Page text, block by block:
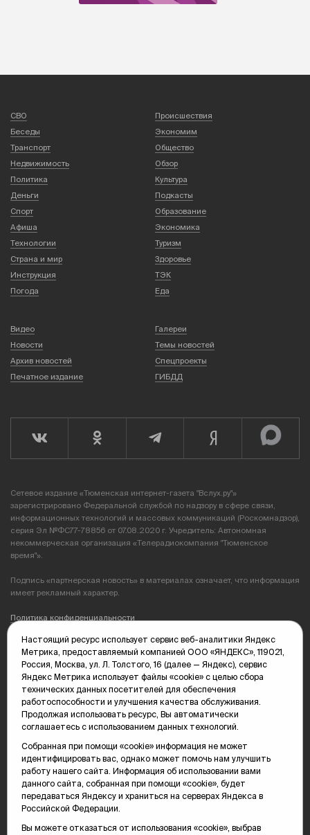
СВО
Происшествия
Беседы
Экономим
Транспорт
Общество
Недвижимость
Обзор
Политика
Культура
Деньги
Подкасты
Спорт
Образование
Афиша
Экономика
Технологии
Туризм
Страна и мир
Здоровье
Инструкция
ТЭК
Погода
Еда
Видео
Галереи
Новости
Темы новостей
Архив новостей
Спецпроекты
Печатное издание
ГИБДД
Сетевое издание «Тюменская интернет-газета "Вслух.ру"»
зарегистрировано Федеральной службой по надзору в сфере связи,
информационных технологий и массовых коммуникаций (Роскомнадзор),
серия Эл №ФС77-78856 от 07.08.2020 г. Учредитель: Автономная
некоммерческая организация «Телерадиокомпания "Тюменское
время"».
Подпись «партнерская новость» в материалах означает, что информация
имеет рекламный характер.
Политика конфиденциальности
Редакция: 625035, Тюмень, пр. Геологоразведчиков, 28А
(3452) 68-89-05
edit@vsluh.ru
Главный редактор: Панкина Т.Ю.
kika@vsluh.ru
По вопросам рекламы:
(3452) 68-89-78
kotovaev@sibinformburo.ru
mim@vsluh.ru
Настоящий ресурс использует сервис веб-аналитики Яндекс
Метрика, предоставляемый компанией ООО «ЯНДЕКС», 119021,
Россия, Москва, ул. Л. Толстого, 16 (далее — Яндекс), сервис
Яндекс Метрика использует файлы «cookie» с целью сбора
технических данных посетителей для обеспечения
работоспособности и улучшения качества обслуживания.
Продолжая использовать ресурс, Вы автоматически
соглашаетесь с использованием данных технологий.
Собранная при помощи «cookie» информация не может
идентифицировать вас, однако может помочь нам улучшить
работу нашего сайта. Информация об использовании вами
данного сайта, собранная при помощи «cookie», будет
передаваться Яндексу и храниться на серверах Яндекса в
Российской Федерации.
Вы можете отказаться от использования «cookie», выбрав